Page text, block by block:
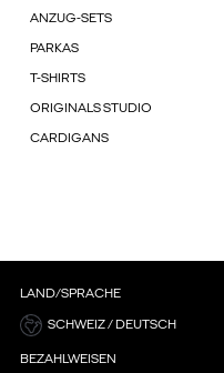
ANZUG-SETS
PARKAS
T-SHIRTS
ORIGINALS STUDIO
CARDIGANS
LAND/SPRACHE
SCHWEIZ / DEUTSCH
BEZAHLWEISEN